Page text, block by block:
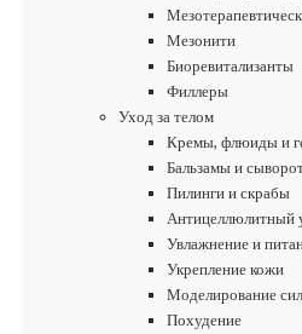
Мезонити
Биоревитализанты
Филлеры
Уход за телом
Кремы, флюиды и
Бальзамы и
Пилинги и скрабы
Антицеллюлитный
Увлажнение и
Укрепление кожи
Моделирование
Похудение